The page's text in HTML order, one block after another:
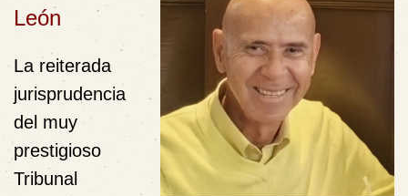
León
La reiterada
jurisprudencia
del muy
prestigioso
Tribunal